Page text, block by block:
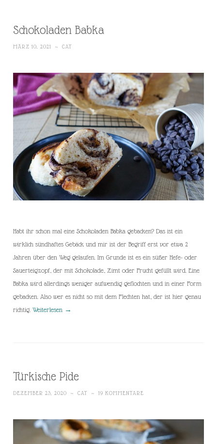
Schokoladen Babka
MÄRZ 10, 2021 ~ CAT
Habt ihr schon mal eine Schokoladen Babka gebacken? Das ist ein
wirklich sündhaftes Gebäck und mir ist der Begriff erst vor etwa 2
Jahren über den Weg gelaufen. Im Grunde ist es ein süßer Hefe- oder
Sauerteigzopf, der mit Schokolade, Zimt oder Frucht gefüllt wird. Eine
Babka wird allerdings weniger aufwendig geflochten und in einer Form
gebacken. Also wer es nicht so mit dem Flechten hat, der ist hier genau
richtig. Weiterlesen →
Türkische Pide
DEZEMBER 23, 2020 ~ CAT ~ 19 KOMMENTARE